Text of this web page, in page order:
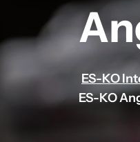
ES-KO
ES-KO